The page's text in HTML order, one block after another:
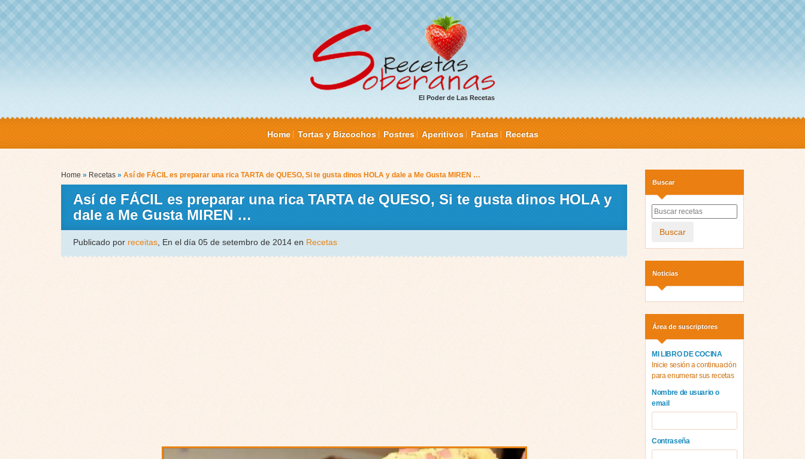
El Poder de Las Recetas
Home Tortas y Bizcochos Postres Aperitivos Pastas Recetas
Home » Recetas » Así de FÁCIL es preparar una rica TARTA de QUESO, Si te gusta dinos HOLA y dale a Me Gusta MIREN …
Así de FÁCIL es preparar una rica TARTA de QUESO, Si te gusta dinos HOLA y
dale a Me Gusta MIREN …
Publicado por receitas , En el día 05 de setembro de 2014 en Recetas
Buscar
Buscar
Noticias
Área de suscriptores
MI LIBRO DE COCINA
Inicie sesión a continuación
para enumerar sus recetas
Nombre de usuario o
email
Contraseña